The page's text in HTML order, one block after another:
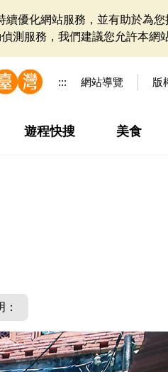
優化網站服務，並有助於為
測服務，我們建議您允許本網
::: 網站導覽 版
遊程快搜 美食